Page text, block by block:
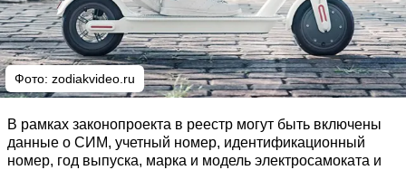
Фото: zodiakvideo.ru
В рамках законопроекта в реестр могут быть включены
данные о СИМ, учетный номер, идентификационный
номер, год выпуска, марка и модель электросамоката и